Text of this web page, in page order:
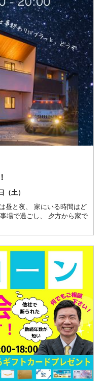
（土）
と夜、 家にいる時間はど
場で過ごし、 夕方から家で